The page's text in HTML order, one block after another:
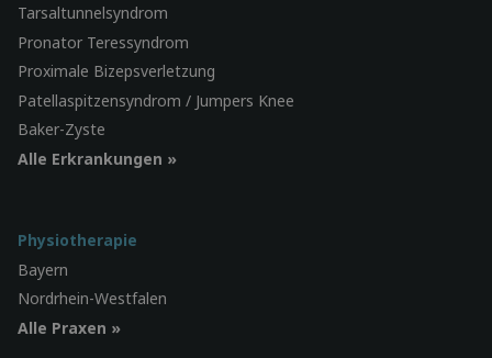
Tarsaltunnelsyndrom
Pronator Teressyndrom
Proximale Bizepsverletzung
Patellaspitzensyndrom / Jumpers Knee
Baker-Zyste
Alle Erkrankungen »
Physiotherapie
Bayern
Nordrhein-Westfalen
Alle Praxen »